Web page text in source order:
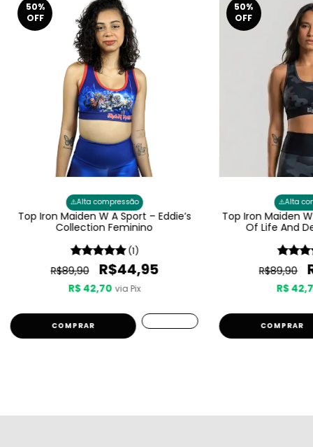
50%
OFF
⚠️Alta compressão
Top Iron Maiden W A Sport – Eddie’s
Collection Feminino
(1)
R$89,90 R$44,95
R$ 42,70 via Pix
COMPRAR
50%
OFF
⚠️Alta
Top Iron Maiden
Of Life And
R$89,90
R$
COMPRAR